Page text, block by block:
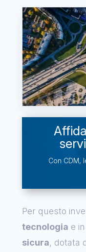
Con CDM,
Per questo
tecnologia e
sicura, dotata